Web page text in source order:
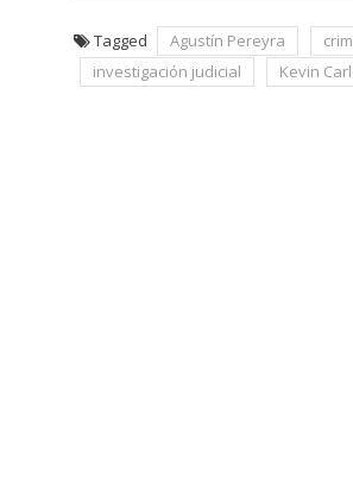
Tagged Agustín Pereyra
investigación judicial
Kevin